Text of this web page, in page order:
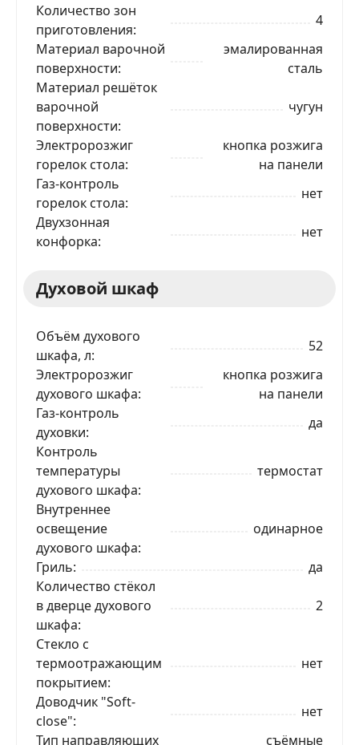
Количество зон
приготовления
4
Материал варочной
поверхности
эмалированная
сталь
Материал решёток
варочной
поверхности
чугун
Электророзжиг
горелок стола
кнопка розжига
на панели
Газ-контроль
горелок стола
нет
Двухзонная
конфорка
нет
Духовой шкаф
Объём духового
шкафа, л
52
Электророзжиг
духового шкафа
кнопка розжига
на панели
Газ-контроль
духовки
да
Контроль
температуры
духового шкафа
термостат
Внутреннее
освещение
духового шкафа
одинарное
Гриль
да
Количество стёкол
в дверце духового
шкафа
2
Стекло с
термоотражающим
покрытием
нет
Доводчик "Soft-
close"
нет
Тип направляющих
съёмные